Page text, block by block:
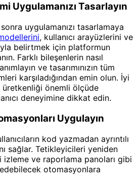
Uygulamanızı Tasarlayın
uygulamanızı tasarlamaya
, kullanıcı arayüzlerini ve
belirtmek için platformun
Farklı bileşenlerin nasıl
ve tasarımınızın tüm
karşıladığından emin olun. İyi
üretkenliği önemli ölçüde
deneyimine dikkat edin.
Uygulayın
kod yazmadan ayrıntılı
sağlar. Tetikleyicileri yeniden
izleme ve raporlama panoları gibi
otomasyonlara